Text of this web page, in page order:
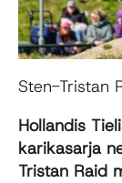
Sten-Tristan
Hollandis
karikasarja
Tristan Raid